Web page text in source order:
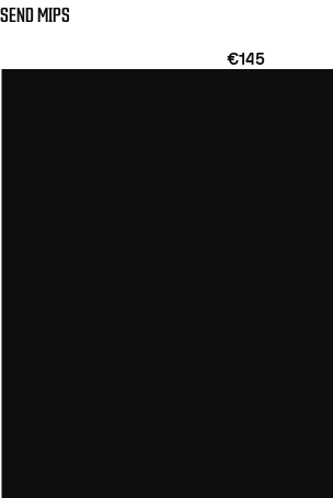
SEND MIPS
€145